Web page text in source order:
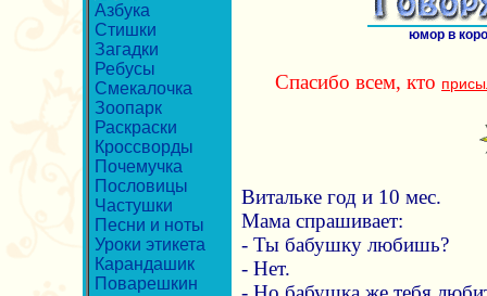
Азбука
Стишки
Загадки
Ребусы
Смекалочка
Зоопарк
Раскраски
Кроссворды
Почемучка
Пословицы
Частушки
Песни и ноты
Уроки этикета
Карандашик
Поварешкин
юмор в
Спасибо всем, кто
Витальке год и 10 мес.
Мама спрашивает:
- Ты бабушку любишь?
- Нет.